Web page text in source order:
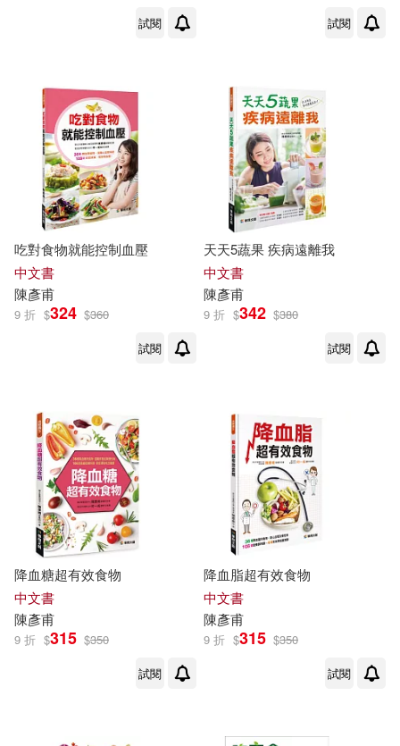
試閱
試閱
吃對食物就能控制血壓
中文書
陳彥甫
9 折 $324 $360
試閱
天天5蔬果 疾病遠離我
中文書
陳彥甫
9 折 $342 $380
試閱
降血糖超有效食物
中文書
陳彥甫
9 折 $315 $350
試閱
降血脂超有效食物
中文書
陳彥甫
9 折 $315 $350
試閱